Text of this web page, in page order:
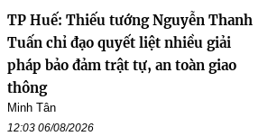
TP Huế: Thiếu tướng Nguyễn Thanh
Tuấn chỉ đạo quyết liệt nhiều giải
pháp bảo đảm trật tự, an toàn giao
thông
Minh Tân
12:03 06/08/2026